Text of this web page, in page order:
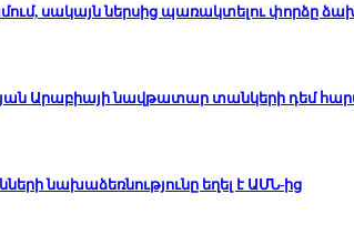
սակայն ներսից պառակտելու փորձը
Արաբիայի նավթատար տանկերի դեմ
նախաձեռնությունը եղել է ԱՄՆ-ից